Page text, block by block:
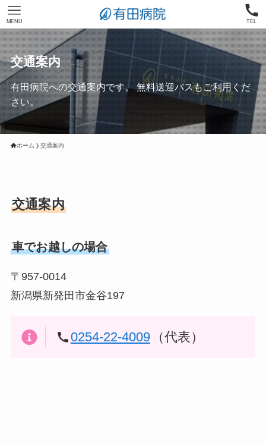
TEL
MENU
交通案内
有田病院への交通案内です。 無料送迎バスもご利用くだ
さい。
ホーム 交通案内
交通案内
車でお越しの場合
〒957-0014
新潟県新発田市金谷197
0254-22-4009 （代表）